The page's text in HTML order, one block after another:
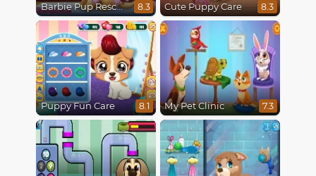
Barbie Pup Rescue 8.3 Cute Puppy Care 8.3
Puppy Fun Care 8.1 My Pet Clinic 7.3